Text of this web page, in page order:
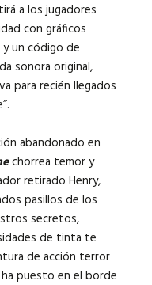
a los jugadores
con gráficos
un código de
sonora original,
para recién llegados
abandonado en
chorrea temor y
retirado Henry,
pasillos de los
secretos,
de tinta te
de acción terror
puesto en el borde